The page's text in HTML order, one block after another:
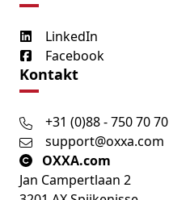
LinkedIn
Facebook
Kontakt
+31 (0)88 - 750 70 70
support@oxxa.com
OXXA.com
Jan Campertlaan 2